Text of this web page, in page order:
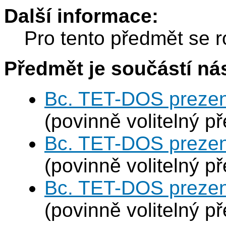
Další informace:
Pro tento předmět se
Předmět je součástí
Bc. TET-DOS
(povinně volitelný
Bc. TET-DOS
(povinně volitelný
Bc. TET-DOS
(povinně volitelný